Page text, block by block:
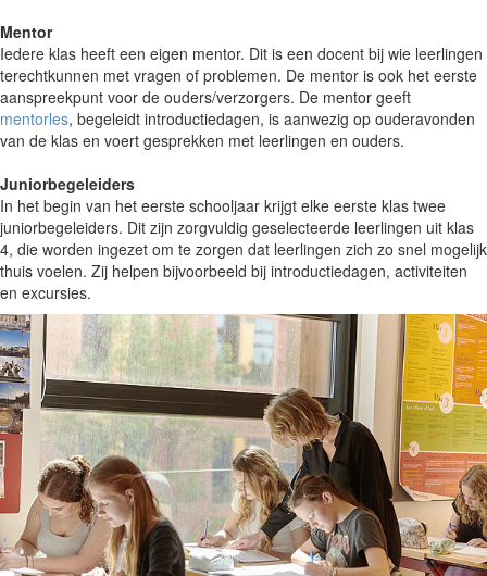
Mentor
Iedere klas heeft een eigen mentor. Dit is een docent bij wie leerlingen
terechtkunnen met vragen of problemen. De mentor is ook het eerste
aanspreekpunt voor de ouders/verzorgers. De mentor geeft
mentorles, begeleidt introductiedagen, is aanwezig op ouderavonden
van de klas en voert gesprekken met leerlingen en ouders.
Juniorbegeleiders
In het begin van het eerste schooljaar krijgt elke eerste klas twee
juniorbegeleiders. Dit zijn zorgvuldig geselecteerde leerlingen uit klas
4, die worden ingezet om te zorgen dat leerlingen zich zo snel mogelijk
thuis voelen. Zij helpen bijvoorbeeld bij introductiedagen, activiteiten
en excursies.